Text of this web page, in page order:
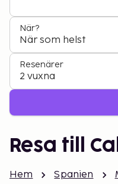
När?
När som helst
Resenärer
2 vuxna
Resa till
Hem Spanien